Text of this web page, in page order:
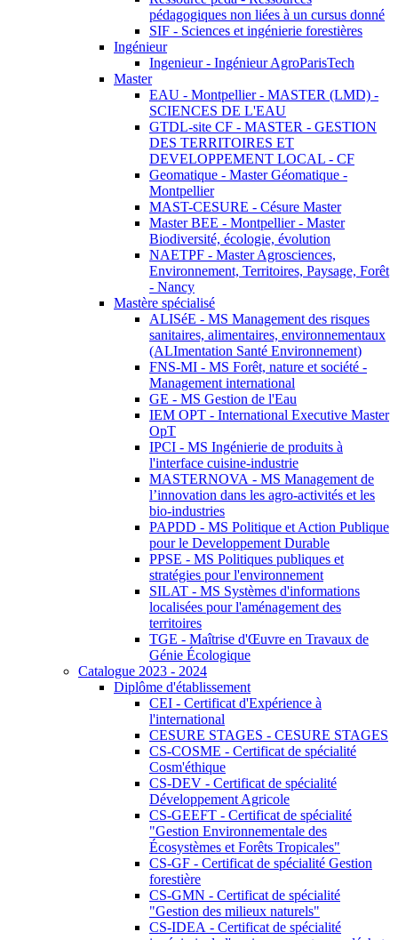
pédagogiques non liées à un cursus donné
SIF - Sciences et ingénierie forestières
Ingénieur
Ingenieur - Ingénieur AgroParisTech
Master
EAU - Montpellier - MASTER (LMD) -
SCIENCES DE L'EAU
GTDL-site CF - MASTER - GESTION
DES TERRITOIRES ET
DEVELOPPEMENT LOCAL - CF
Geomatique - Master Géomatique -
Montpellier
MAST-CESURE - Césure Master
Master BEE - Montpellier - Master
Biodiversité, écologie, évolution
NAETPF - Master Agrosciences,
Environnement, Territoires, Paysage, Forêt
- Nancy
Mastère spécialisé
ALISéE - MS Management des risques
sanitaires, alimentaires, environnementaux
(ALImentation Santé Environnement)
FNS-MI - MS Forêt, nature et société -
Management international
GE - MS Gestion de l'Eau
IEM OPT - International Executive Master
OpT
IPCI - MS Ingénierie de produits à
l'interface cuisine-industrie
MASTERNOVA - MS Management de
l’innovation dans les agro-activités et les
bio-industries
PAPDD - MS Politique et Action Publique
pour le Developpement Durable
PPSE - MS Politiques publiques et
stratégies pour l'environnement
SILAT - MS Systèmes d'informations
localisées pour l'aménagement des
territoires
TGE - Maîtrise d'Œuvre en Travaux de
Génie Écologique
Catalogue 2023 - 2024
Diplôme d'établissement
CEI - Certificat d'Expérience à
l'international
CESURE STAGES - CESURE STAGES
CS-COSME - Certificat de spécialité
Cosm'éthique
CS-DEV - Certificat de spécialité
Développement Agricole
CS-GEEFT - Certificat de spécialité
"Gestion Environnementale des
Écosystèmes et Forêts Tropicales"
CS-GF - Certificat de spécialité Gestion
forestière
CS-GMN - Certificat de spécialité
"Gestion des milieux naturels"
CS-IDEA - Certificat de spécialité